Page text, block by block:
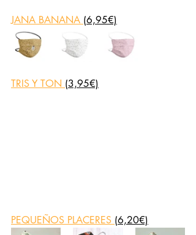
JANA BANANA (6,95€)
TRIS Y TON (3,95€)
PEQUEÑOS PLACERES (6,20€)